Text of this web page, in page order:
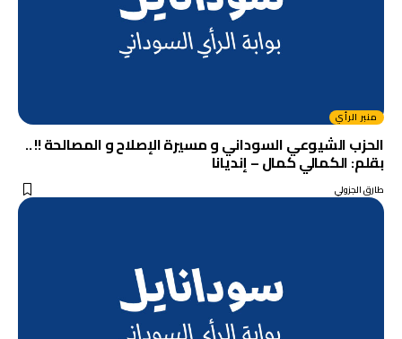
منبر الرأي
الحزب الشيوعي السوداني و مسيرة الإصلاح و المصالحة !! ..
بقلم: الكمالي كمال – إنديانا
طارق الجزولي